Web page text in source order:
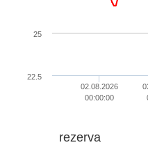
02.08.2026
00:00:00
22.5
25
rezerva